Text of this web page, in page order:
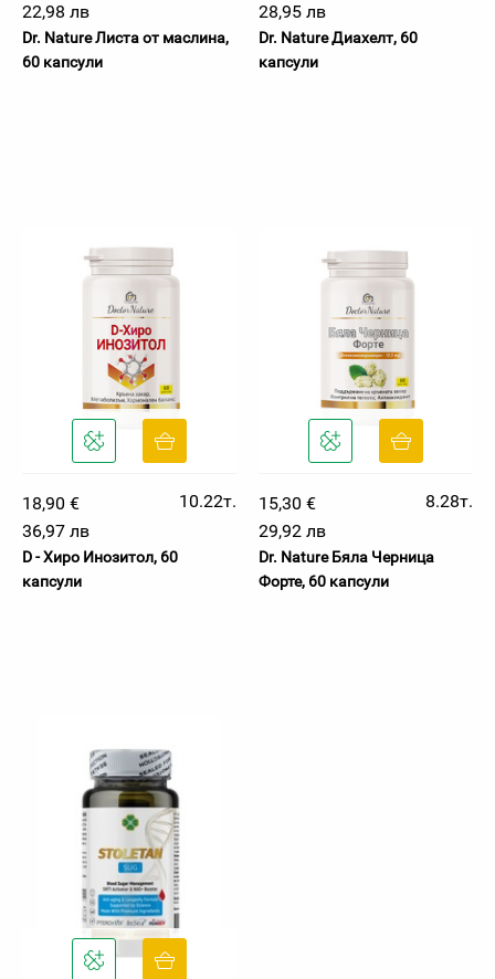
22,98 лв
Dr. Nature Листа от маслина,
60 капсули
28,95 лв
Dr. Nature Диахелт, 60
капсули
18,90 €
10.22т.
36,97 лв
D - Хиро Инозитол, 60
капсули
15,30 €
8.28т.
29,92 лв
Dr. Nature Бяла Черница
Форте, 60 капсули